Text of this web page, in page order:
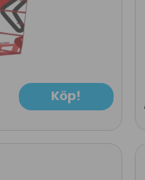
Köp!